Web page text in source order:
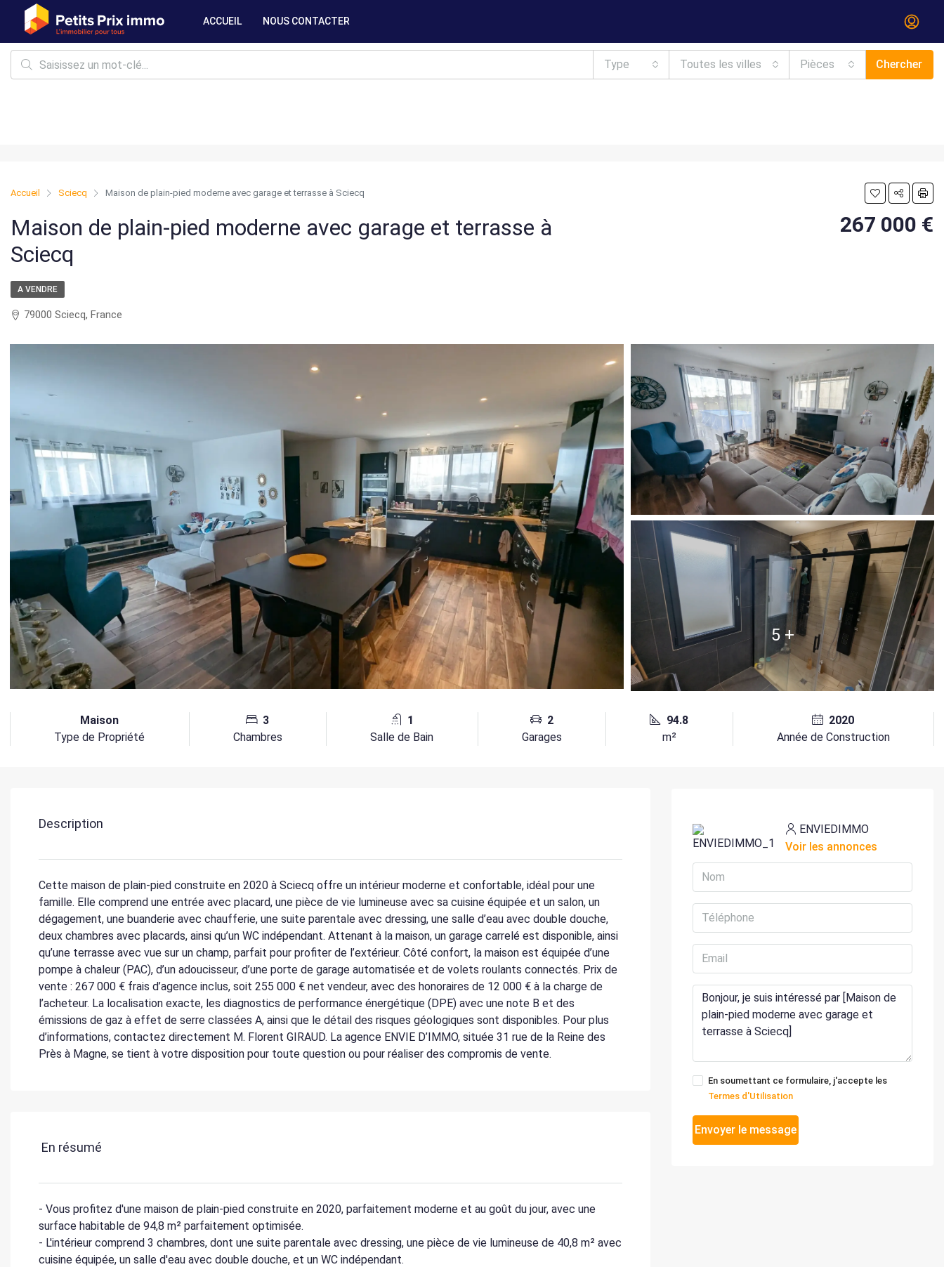
ACCUEIL NOUS CONTACTER
Type Toutes les villes Pièces Chercher
Accueil Sciecq Maison de plain-pied moderne avec garage et terrasse à Sciecq
Maison de plain-pied moderne avec garage et terrasse à
Sciecq
267 000 €
A VENDRE
79000 Sciecq, France
5 +
Maison
Type de Propriété
3
Chambres
1
Salle de Bain
2
Garages
94.8
m²
2020
Année de Construction
Description
Cette maison de plain-pied construite en 2020 à Sciecq offre un intérieur moderne et confortable, idéal pour une
famille. Elle comprend une entrée avec placard, une pièce de vie lumineuse avec sa cuisine équipée et un salon, un
dégagement, une buanderie avec chaufferie, une suite parentale avec dressing, une salle d’eau avec double douche,
deux chambres avec placards, ainsi qu’un WC indépendant. Attenant à la maison, un garage carrelé est disponible, ainsi
qu’une terrasse avec vue sur un champ, parfait pour profiter de l’extérieur. Côté confort, la maison est équipée d’une
pompe à chaleur (PAC), d’un adoucisseur, d’une porte de garage automatisée et de volets roulants connectés. Prix de
vente : 267 000 € frais d’agence inclus, soit 255 000 € net vendeur, avec des honoraires de 12 000 € à la charge de
l’acheteur. La localisation exacte, les diagnostics de performance énergétique (DPE) avec une note B et des
émissions de gaz à effet de serre classées A, ainsi que le détail des risques géologiques sont disponibles. Pour plus
d’informations, contactez directement M. Florent GIRAUD. La agence ENVIE D’IMMO, située 31 rue de la Reine des
Près à Magne, se tient à votre disposition pour toute question ou pour réaliser des compromis de vente.
En résumé
- Vous profitez d'une maison de plain-pied construite en 2020, parfaitement moderne et au goût du jour, avec une
surface habitable de 94,8 m² parfaitement optimisée.
- L'intérieur comprend 3 chambres, dont une suite parentale avec dressing, une pièce de vie lumineuse de 40,8 m² avec
cuisine équipée, un salle d'eau avec double douche, et un WC indépendant.
ENVIEDIMMO
Voir les annonces
En soumettant ce formulaire, j'accepte les
Termes d'Utilisation
Envoyer le message